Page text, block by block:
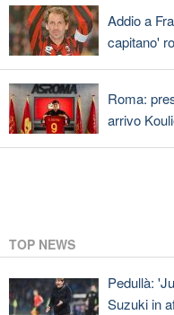
Addio a
capitano'
Roma:
arrivo
TOP NEWS
Pedullà:
Suzuki in